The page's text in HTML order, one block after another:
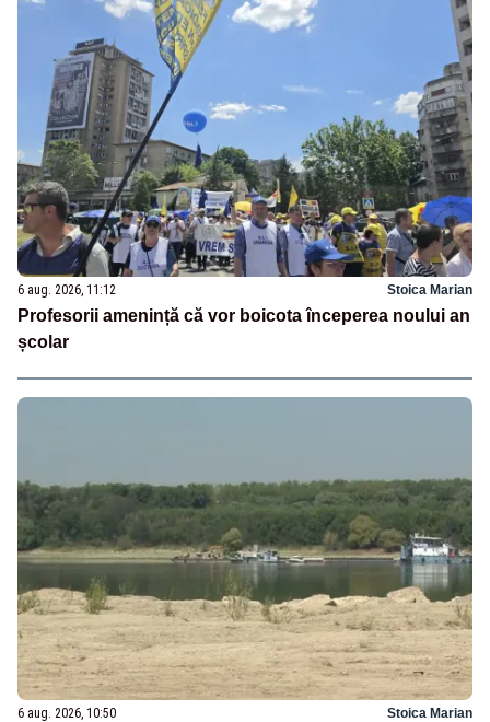
6 aug. 2026, 11:12 Stoica Marian
Profesorii amenință că vor boicota începerea noului an
școlar
6 aug. 2026, 10:50 Stoica Marian